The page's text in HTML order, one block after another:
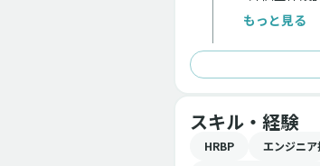
・昇格基準設
・障がい者
・カオナビ、
・クロスコ
もっと見る
スキル・経験
HRBP エンジニア